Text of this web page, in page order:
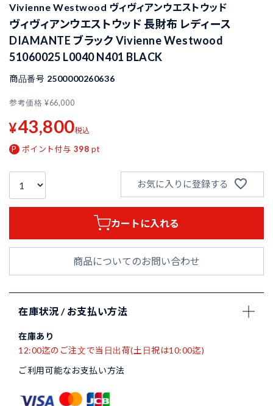
Vivienne Westwood ヴィヴィアンウエストウッド
ヴィヴィアンウエストウッド 長財布 レディース
DIAMANTE ブラック Vivienne Westwood
51060025 L0040 N401 BLACK
商品番号 2500000260636
参考価格 ¥66,000
¥43,800税込
ポイント付与 398 pt
お気に入りに登録する
カートに入れる
商品についてのお問い合わせ
在庫状況 / お支払い方法
在庫あり
12:00迄のご注文で当日出荷(土日祝は10:00迄)
ご利用可能なお支払い方法